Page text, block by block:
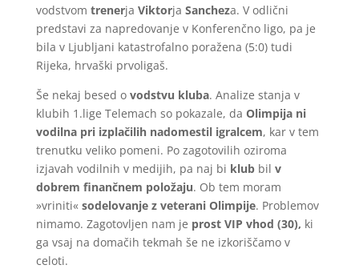
vodstvom trenerja Viktorja Sancheza. V odlični
predstavi za napredovanje v Konferenčno ligo, pa je
bila v Ljubljani katastrofalno poražena (5:0) tudi
Rijeka, hrvaški prvoligaš.
Še nekaj besed o vodstvu kluba. Analize stanja v
klubih 1.lige Telemach so pokazale, da Olimpija ni
vodilna pri izplačilih nadomestil igralcem, kar v tem
trenutku veliko pomeni. Po zagotovilih oziroma
izjavah vodilnih v medijih, pa naj bi klubbil v
dobrem finančnem položaju. Ob tem moram
»vriniti« sodelovanje z veterani Olimpije. Problemov
nimamo. Zagotovljen nam je prost VIP vhod (30), ki
ga vsaj na domačih tekmah še ne izkoriščamo v
celoti.